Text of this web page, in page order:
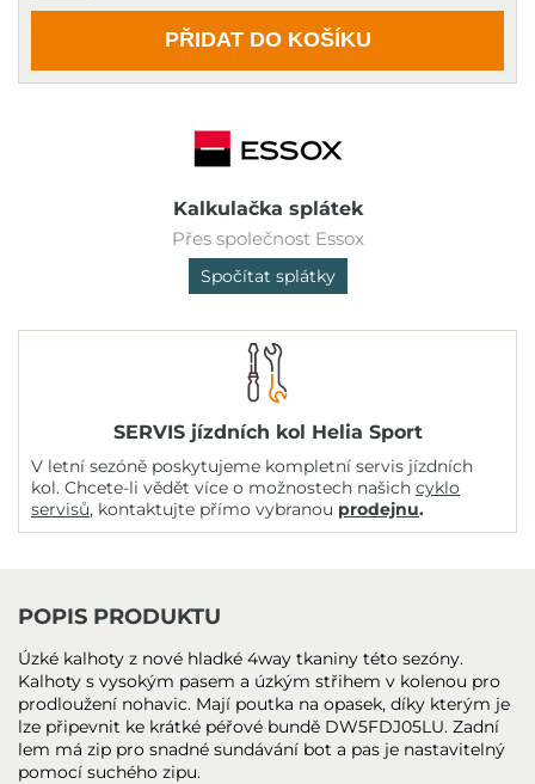
PŘIDAT DO KOŠÍKU
Kalkulačka splátek
Přes společnost Essox
Spočítat splátky
SERVIS jízdních kol Helia Sport
V letní sezóně poskytujeme kompletní servis jízdních
kol. Chcete-li vědět více o možnostech našich cyklo
servisů, kontaktujte přímo vybranou prodejnu.
POPIS PRODUKTU
Úzké kalhoty z nové hladké 4way tkaniny této sezóny.
Kalhoty s vysokým pasem a úzkým střihem v kolenou pro
prodloužení nohavic. Mají poutka na opasek, díky kterým je
lze připevnit ke krátké péřové bundě DW5FDJ05LU. Zadní
lem má zip pro snadné sundávání bot a pas je nastavitelný
pomocí suchého zipu.